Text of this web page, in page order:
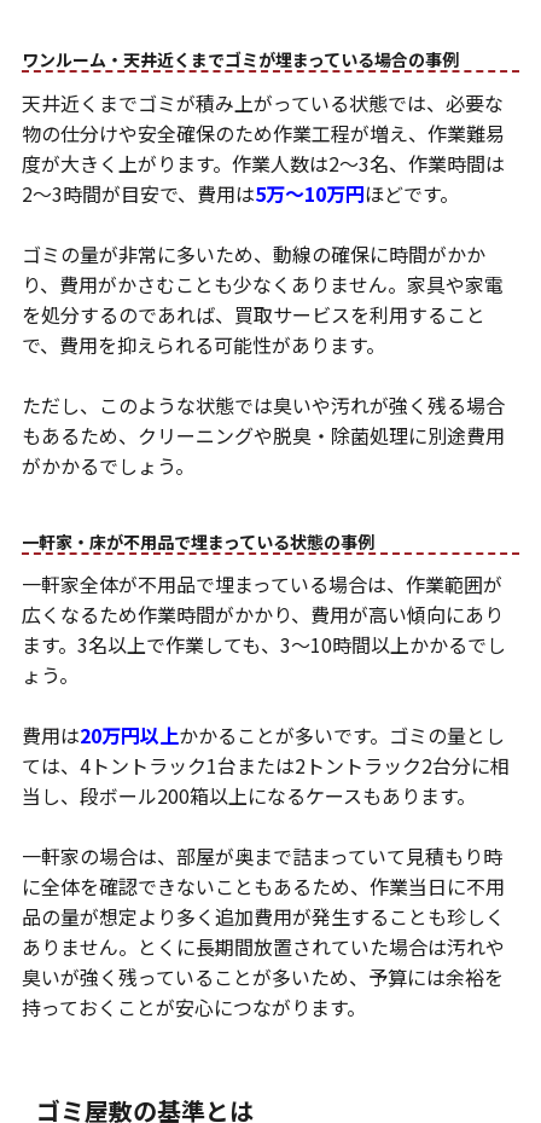
ワンルーム・天井近くまでゴミが埋まっている場合の事例
天井近くまでゴミが積み上がっている状態では、必要な
物の仕分けや安全確保のため作業工程が増え、作業難易
度が大きく上がります。作業人数は2〜3名、作業時間は
2〜3時間が目安で、費用は5万〜10万円ほどです。
ゴミの量が非常に多いため、動線の確保に時間がかか
り、費用がかさむことも少なくありません。家具や家電
を処分するのであれば、買取サービスを利用すること
で、費用を抑えられる可能性があります。
ただし、このような状態では臭いや汚れが強く残る場合
もあるため、クリーニングや脱臭・除菌処理に別途費用
がかかるでしょう。
一軒家・床が不用品で埋まっている状態の事例
一軒家全体が不用品で埋まっている場合は、作業範囲が
広くなるため作業時間がかかり、費用が高い傾向にあり
ます。3名以上で作業しても、3～10時間以上かかるでし
ょう。
費用は20万円以上かかることが多いです。ゴミの量とし
ては、4トントラック1台または2トントラック2台分に相
当し、段ボール200箱以上になるケースもあります。
一軒家の場合は、部屋が奥まで詰まっていて見積もり時
に全体を確認できないこともあるため、作業当日に不用
品の量が想定より多く追加費用が発生することも珍しく
ありません。とくに長期間放置されていた場合は汚れや
臭いが強く残っていることが多いため、予算には余裕を
持っておくことが安心につながります。
ゴミ屋敷の基準とは